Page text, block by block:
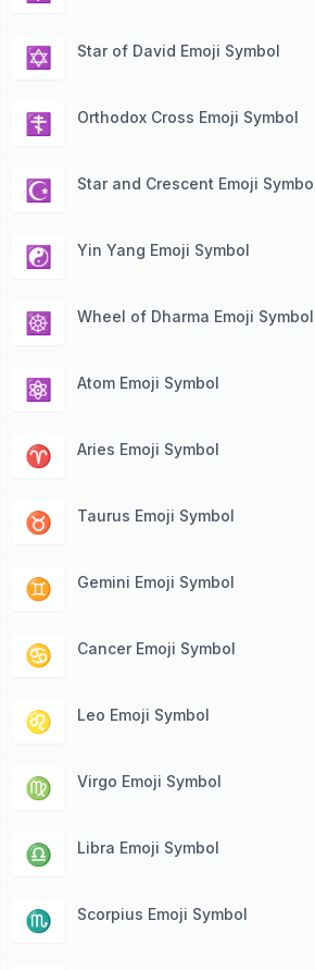
✡️ Star of David Emoji Symbol
☦️ Orthodox Cross Emoji Symbol
☪️ Star and Crescent Emoji
☯️ Yin Yang Emoji Symbol
☸️ Wheel of Dharma Emoji Symbol
⚛️ Atom Emoji Symbol
♈️ Aries Emoji Symbol
♉️ Taurus Emoji Symbol
♊️ Gemini Emoji Symbol
♋️ Cancer Emoji Symbol
♌️ Leo Emoji Symbol
♍️ Virgo Emoji Symbol
♎️ Libra Emoji Symbol
♏️ Scorpius Emoji Symbol